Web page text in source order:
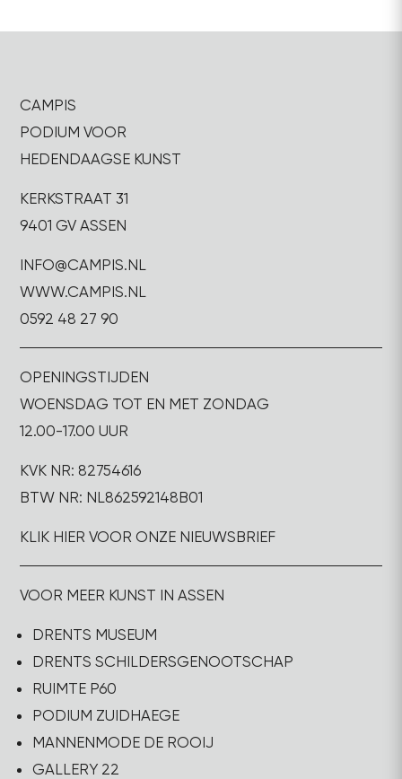
CAMPIS
PODIUM VOOR
HEDENDAAGSE KUNST
KERKSTRAAT 31
9401 GV ASSEN
INFO@CAMPIS.NL
WWW.CAMPIS.NL
0592 48 27 90
OPENINGSTIJDEN
WOENSDAG TOT EN MET ZONDAG
12.00-17.00 UUR
KVK NR: 82754616
BTW NR: NL862592148B01
KLIK HIER VOOR ONZE NIEUWSBRIEF
VOOR MEER KUNST IN ASSEN
DRENTS MUSEUM
DRENTS SCHILDERSGENOOTSCHAP
RUIMTE P60
PODIUM ZUIDHAEGE
MANNENMODE DE ROOIJ
GALLERY 22